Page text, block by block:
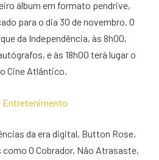
álbum em formato pendrive,
para o dia 30 de novembro. O
da Independência, às 8h00,
e às 18h00 terá lugar o
Cine Atlântico.
Entretenimento
da era digital, Button Rose,
O Cobrador, Não Atrasaste,